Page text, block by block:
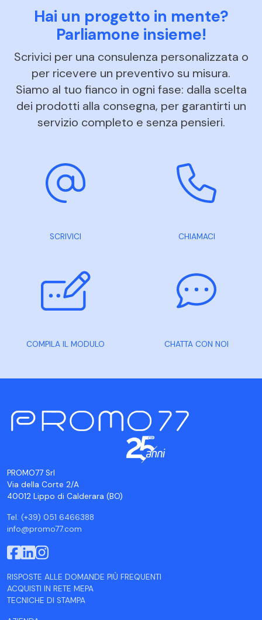
Hai un progetto in mente?
Parliamone insieme!
Scrivici per una consulenza personalizzata o
per ricevere un preventivo su misura.
Siamo al tuo fianco in ogni fase: dalla scelta
dei prodotti alla consegna, per garantirti un
servizio completo e senza pensieri.
SCRIVICI CHIAMACI
COMPILA IL MODULO CHATTA CON NOI
PROMO77 Srl
Via della Corte 2/A
40012 Lippo di Calderara (BO)
Tel. (+39) 051 6466388
info@promo77.com
RISPOSTE ALLE DOMANDE PIÙ FREQUENTI
ACQUISTI IN RETE MEPA
TECNICHE DI STAMPA